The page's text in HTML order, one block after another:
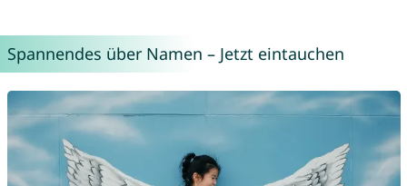
Spannendes über Namen – Jetzt eintauchen